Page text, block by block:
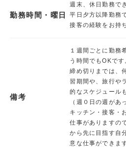
勤務時間・曜日
週末、休日勤務で
平日夕方以降勤務
接客の経験をお持
備考
１週間ごとに勤務
う時間でもOKです
締め切りまでは、
習期間や、旅行や
的なスケジュール
（週０日の週があ
キッチン・接客・
仕事がありますの
から先に目指す自
意な仕事ができま